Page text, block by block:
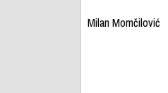
Milan Momčilović